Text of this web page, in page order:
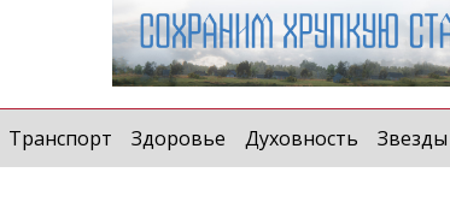
Транспорт Здоровье Духовность Звезды